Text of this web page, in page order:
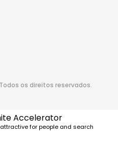
os direitos reservados.
Accelerator
for people and search